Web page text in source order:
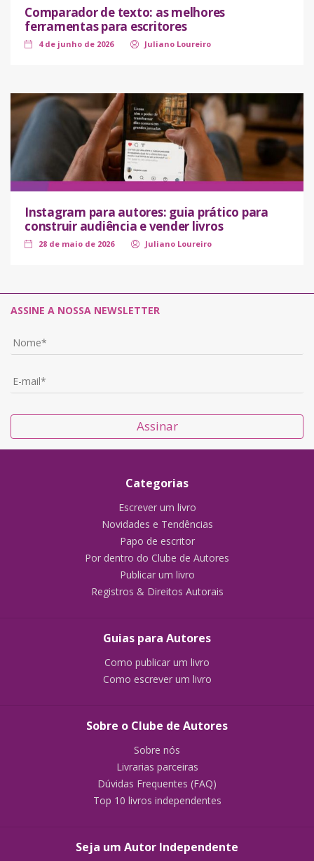
Comparador de texto: as melhores
ferramentas para escritores
4 de junho de 2026 Juliano Loureiro
Instagram para autores: guia prático para
construir audiência e vender livros
28 de maio de 2026 Juliano Loureiro
ASSINE A NOSSA NEWSLETTER
Assinar
Categorias
Escrever um livro
Novidades e Tendências
Papo de escritor
Por dentro do Clube de Autores
Publicar um livro
Registros & Direitos Autorais
Guias para Autores
Como publicar um livro
Como escrever um livro
Sobre o Clube de Autores
Sobre nós
Livrarias parceiras
Dúvidas Frequentes (FAQ)
Top 10 livros independentes
Seja um Autor Independente